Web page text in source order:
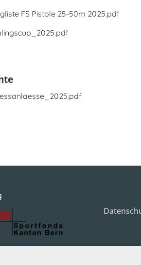
FS Pistole 25-50m 2025.pdf